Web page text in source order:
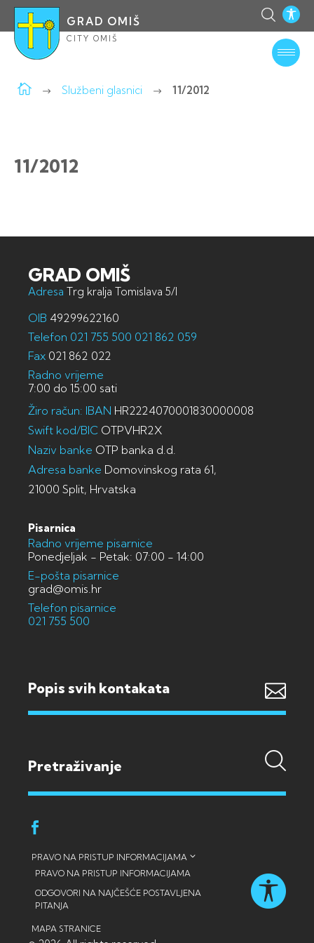
GRAD OMIŠ
CITY OMIŠ
Službeni glasnici 11/2012
11/2012
GRAD OMIŠ
Adresa Trg kralja Tomislava 5/I
OIB 49299622160
Telefon 021 755 500 021 862 059
Fax 021 862 022
Radno vrijeme
7:00 do 15:00 sati
Žiro račun: IBAN HR2224070001830000008
Swift kod/BIC OTPVHR2X
Naziv banke OTP banka d.d.
Adresa banke Domovinskog rata 61,
21000 Split, Hrvatska
Pisarnica
Radno vrijeme pisarnice
Ponedjeljak - Petak: 07:00 - 14:00
E-pošta pisarnice
grad@omis.hr
Telefon pisarnice
021 755 500
Popis svih kontakata
PRAVO NA PRISTUP INFORMACIJAMA
PRAVO NA PRISTUP INFORMACIJAMA
ODGOVORI NA NAJČEŠĆE POSTAVLJENA
PITANJA
MAPA STRANICE